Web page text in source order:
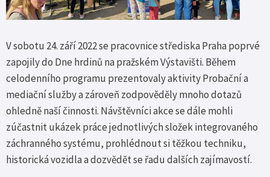
V sobotu 24. září 2022 se pracovnice střediska Praha poprvé
zapojily do Dne hrdinů na pražském Výstavišti. Během
celodenního programu prezentovaly aktivity Probační a
mediační služby a zároveň zodpověděly mnoho dotazů
ohledně naší činnosti. Návštěvníci akce se dále mohli
zúčastnit ukázek práce jednotlivých složek integrovaného
záchranného systému, prohlédnout si těžkou techniku,
historická vozidla a dozvědět se řadu dalších zajímavostí.